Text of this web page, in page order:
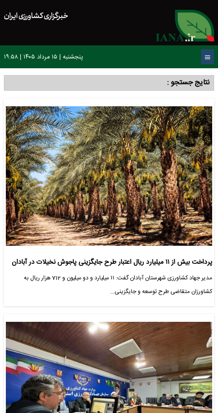
خبرگزاری کشاورزی ایران
پنجشنبه | ۱۵ مرداد ۱۴۰۵ | ۱۹:۵۸
نتایج جستجو :
پرداخت بیش از ۱۱ میلیارد ریال اعتبار طرح جایگزینی پاجوش نخیلات در آبادان
مدیر جهاد کشاورزی شهرستان آبادان گفت: ۱۱ میلیارد و دو میلیون و 712 هزار ریال به
کشاورزان متقاضی طرح توسعه و جایگزینی…